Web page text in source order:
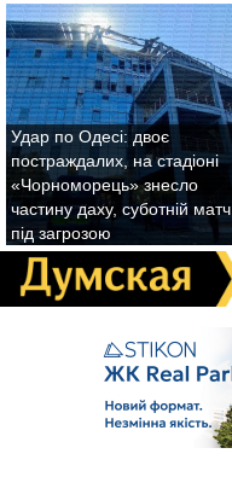
Удар по Одесі: двоє
постраждалих, на стадіоні
«Чорноморець» знесло
частину даху, суботній матч
під загрозою